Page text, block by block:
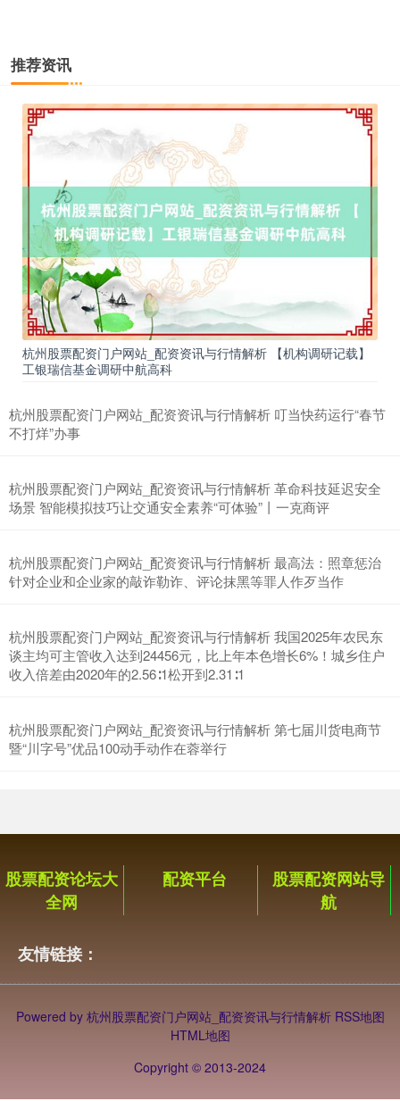
推荐资讯
杭州股票配资门户网站_配资资讯与行情解析 【机构调研记载】
工银瑞信基金调研中航高科
杭州股票配资门户网站_配资资讯与行情解析 叮当快药运行“春节
不打烊”办事
杭州股票配资门户网站_配资资讯与行情解析 革命科技延迟安全
场景 智能模拟技巧让交通安全素养“可体验”丨一克商评
杭州股票配资门户网站_配资资讯与行情解析 最高法：照章惩治
针对企业和企业家的敲诈勒诈、评论抹黑等罪人作歹当作
杭州股票配资门户网站_配资资讯与行情解析 我国2025年农民东
谈主均可主管收入达到24456元，比上年本色增长6%！城乡住户
收入倍差由2020年的2.56∶1松开到2.31∶1
杭州股票配资门户网站_配资资讯与行情解析 第七届川货电商节
暨“川字号”优品100动手动作在蓉举行
股票配资论坛大
全网
配资平台
股票配资网站导
航
友情链接：
Powered by 杭州股票配资门户网站_配资资讯与行情解析 RSS地图
HTML地图
Copyright © 2013-2024